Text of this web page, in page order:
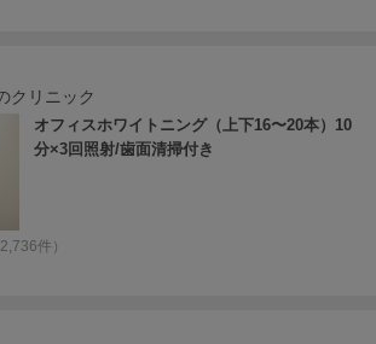
クリニック
オフィスホワイトニング（上下16〜20本）10
分×3回照射/歯面清掃付き
2,736件）